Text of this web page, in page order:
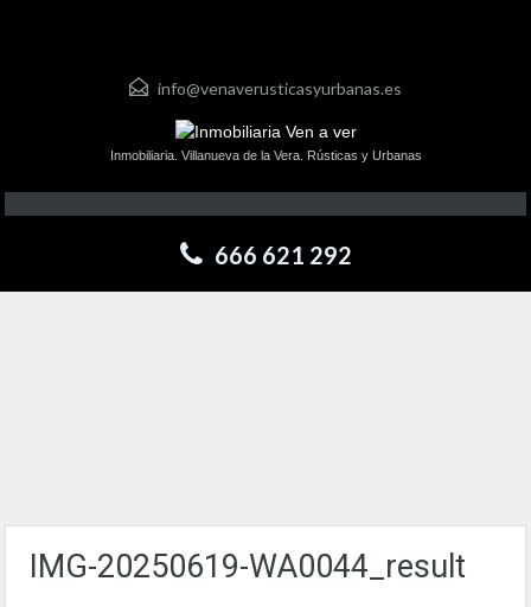
info@venaverusticasyurbanas.es
Inmobiliaria. Villanueva de la Vera. Rústicas y Urbanas
666 621 292
IMG-20250619-WA0044_result